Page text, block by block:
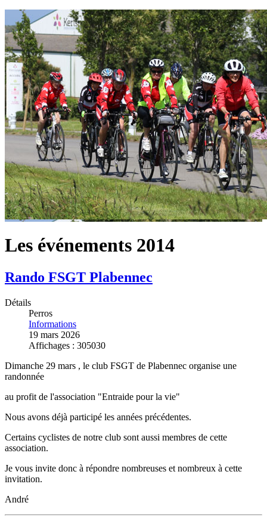
Les événements 2014
Rando FSGT Plabennec
Détails
Perros
Informations
19 mars 2026
Affichages : 305030
Dimanche 29 mars , le club FSGT de Plabennec organise une
randonnée
au profit de l'association "Entraide pour la vie"
Nous avons déjà participé les années précédentes.
Certains cyclistes de notre club sont aussi membres de cette
association.
Je vous invite donc à répondre nombreuses et nombreux à cette
invitation.
André